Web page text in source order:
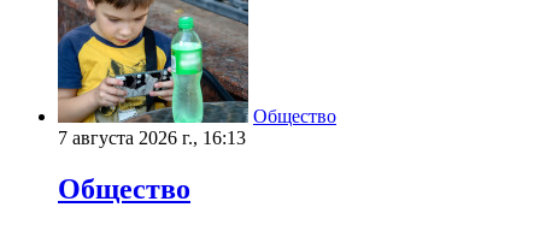
Общество
7 августа 2026 г., 16:13
Общество